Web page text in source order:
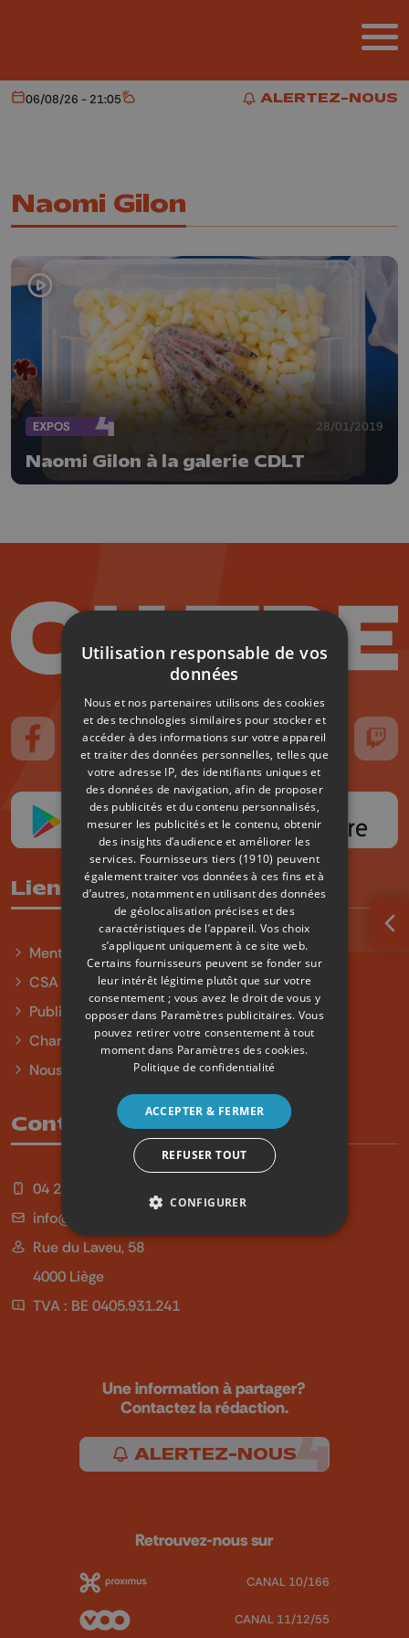
ALERTEZ-NOUS
ALERTEZ-NOUS
Aujourd'hui
06/08/26 - 21:05 Météo
Naomi Gilon
EXPOS 28/01/2019
Naomi Gilon à la galerie CDLT
Suivez-nous sur FaceBook
Suivez-nous sur Instagram
Suivez-nous sur TikTokSuivez-nous sur YouTube
Suivez-nous
Liens utiles
Mentions légales
CSA
Publicité
Charte sur l'égalité et la diversité
Nous contacter
Contact
04 254 99 99
info@qu4tre.be
Rue du Laveu, 58
4000 Liège
TVA : BE 0405.931.241
Une information à partager?
Contactez la rédaction.
ALERTEZ-NOUS
Retrouvez-nous sur
CANAL 10/166
CANAL 11/12/55
Utilisation responsable de vos
données
Nous et nos partenaires utilisons des cookies
et des technologies similaires pour stocker et
accéder à des informations sur votre appareil
et traiter des données personnelles, telles que
votre adresse IP, des identifiants uniques et
des données de navigation, afin de proposer
des publicités et du contenu personnalisés,
mesurer les publicités et le contenu, obtenir
des insights d’audience et améliorer les
services. Fournisseurs tiers (1910) peuvent
également traiter vos données à ces fins et à
d’autres, notamment en utilisant des données
de géolocalisation précises et des
caractéristiques de l’appareil. Vos choix
s’appliquent uniquement à ce site web.
Certains fournisseurs peuvent se fonder sur
leur intérêt légitime plutôt que sur votre
consentement ; vous avez le droit de vous y
opposer dans Paramètres publicitaires. Vous
pouvez retirer votre consentement à tout
moment dans Paramètres des cookies.
Politique de confidentialité
ACCEPTER & FERMER
REFUSER TOUT
CONFIGURER